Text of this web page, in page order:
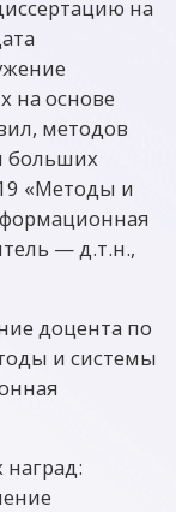
на
на основе
методов
больших
«Методы и
— д.т.н.,
доцента по
и системы